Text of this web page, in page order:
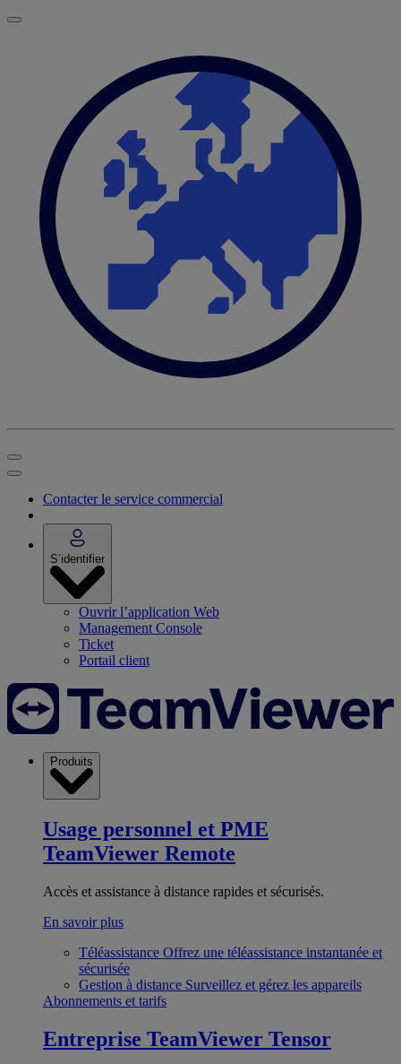
Contacter le service commercial
S’identifier
Ouvrir l’application Web
Management Console
Ticket
Portail client
Produits
Usage personnel et PME
TeamViewer Remote
Accès et assistance à distance rapides et sécurisés.
En savoir plus
Téléassistance Offrez une téléassistance instantanée et
sécurisée
Gestion à distance Surveillez et gérez les appareils
Abonnements et tarifs
Entreprise TeamViewer Tensor